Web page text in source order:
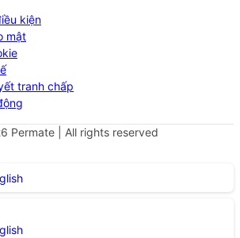
kiện
mật
tranh chấp
Permate | All rights reserved